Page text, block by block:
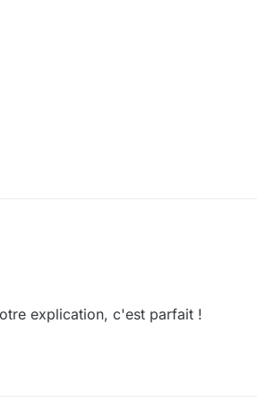
explication, c'est parfait !